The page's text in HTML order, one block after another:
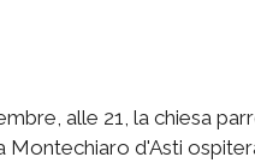
alle 21, la chiesa
Montechiaro d'Asti